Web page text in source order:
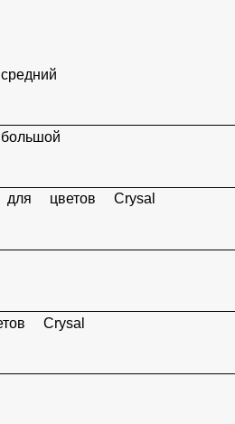
цветов Crysal